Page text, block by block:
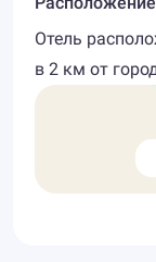
Отель
в 2 км от